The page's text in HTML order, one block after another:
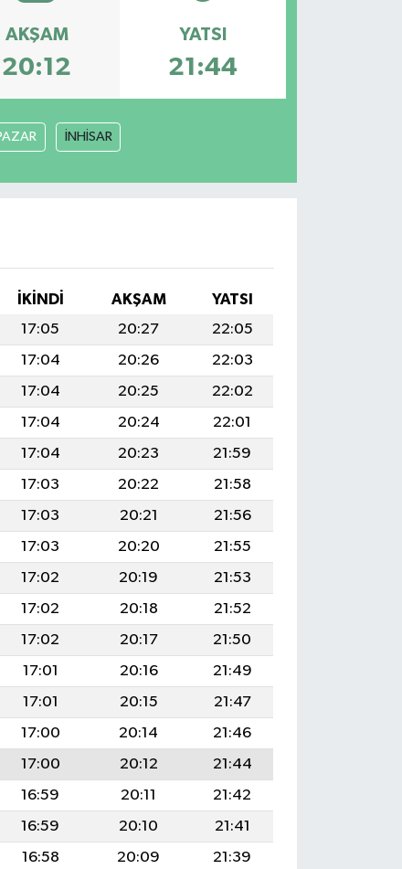
AKŞAM
20:12
YATSI
21:44
İNHİSAR
İKINDI AKŞAM
YATSI
17:05 20:27
22:05
17:04 20:26
22:03
17:04 20:25
22:02
17:04 20:24
22:01
17:04 20:23
21:59
17:03 20:22
21:58
17:03 20:21
21:56
17:03 20:20
21:55
17:02 20:19
21:53
17:02 20:18
21:52
17:02 20:17
21:50
17:01 20:16
21:49
17:01 20:15
21:47
17:00 20:14
21:46
17:00 20:12
21:44
16:59 20:11
21:42
16:59 20:10
21:41
16:58 20:09
21:39